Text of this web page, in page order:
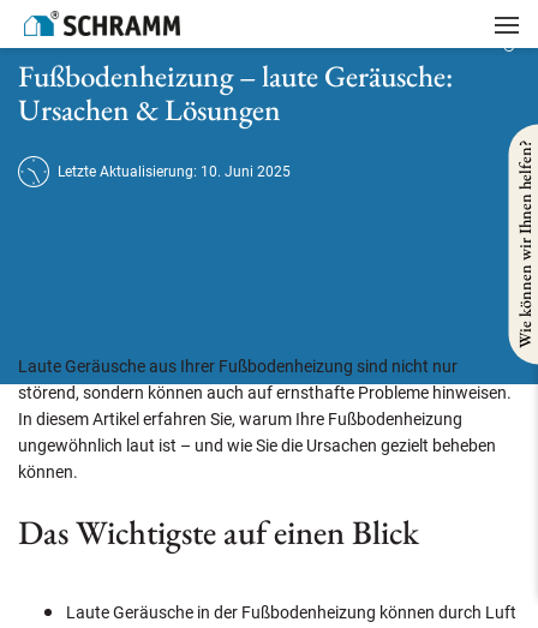
Startseite
Fußbodenheizung – laute Geräusche: Ursachen & Lösungen
Fußbodenheizung – laute Geräusche:
Ursachen & Lösungen
Letzte Aktualisierung: 10. Juni 2025
Laute Geräusche aus Ihrer Fußbodenheizung sind nicht nur
störend, sondern können auch auf ernsthafte Probleme hinweisen.
In diesem Artikel erfahren Sie, warum Ihre Fußbodenheizung
ungewöhnlich laut ist – und wie Sie die Ursachen gezielt beheben
können.
Das Wichtigste auf einen Blick
Laute Geräusche in der Fußbodenheizung können durch Luft
Wie können wir Ihnen helfen?